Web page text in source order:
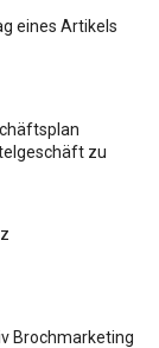
eines Artikels
zu
Brochmarketing